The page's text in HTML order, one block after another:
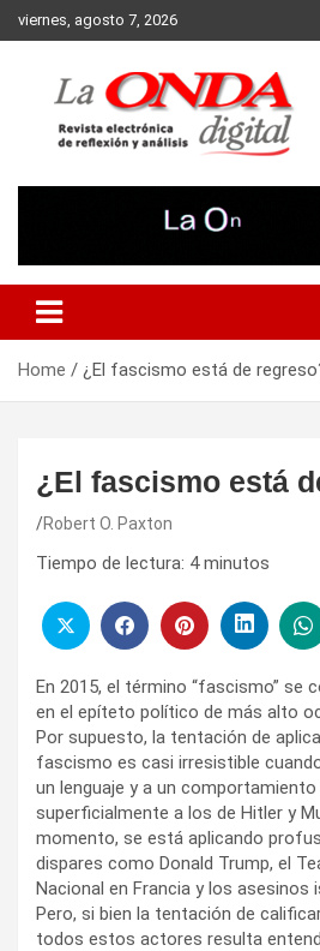
Skip
to
viernes, agosto 7, 2026
Home ¿El fascismo está de
¿El fascismo está
Robert O. Paxton
Tiempo de lectura: 4 minutos
En 2015, el término “fascismo” se
en el epíteto político de más alto
Por supuesto, la tentación de
fascismo es casi irresistible
un lenguaje y a un
superficialmente a los de Hitler y
momento, se está aplicando
dispares como Donald Trump, el
Nacional en Francia y los asesinos
Pero, si bien la tentación de
todos estos actores resulta